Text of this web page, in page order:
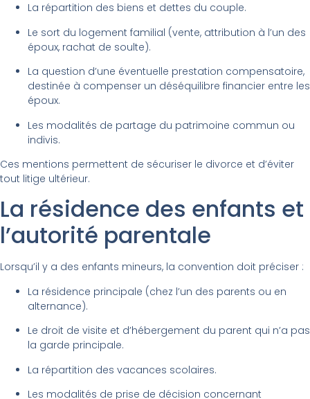
La répartition des biens et dettes du couple.
Le sort du logement familial (vente, attribution à l’un des
époux, rachat de soulte).
La question d’une éventuelle prestation compensatoire,
destinée à compenser un déséquilibre financier entre les
époux.
Les modalités de partage du patrimoine commun ou
indivis.
Ces mentions permettent de sécuriser le divorce et d’éviter
tout litige ultérieur.
La résidence des enfants et
l’autorité parentale
Lorsqu’il y a des enfants mineurs, la convention doit préciser :
La résidence principale (chez l’un des parents ou en
alternance).
Le droit de visite et d’hébergement du parent qui n’a pas
la garde principale.
La répartition des vacances scolaires.
Les modalités de prise de décision concernant